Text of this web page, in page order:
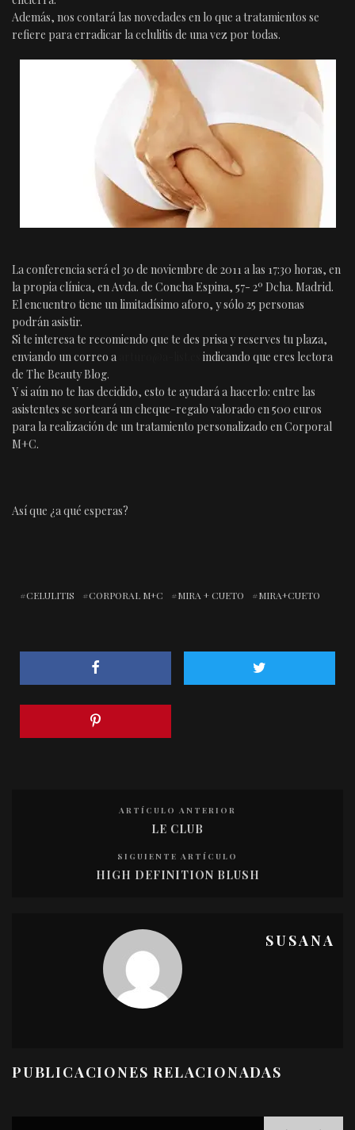
Además, nos contará las novedades en lo que a tratamientos se
refiere para erradicar la celulitis de una vez por todas.
La conferencia será el 30 de noviembre de 2011 a las 17:30 horas, en
la propia clínica, en Avda. de Concha Espina, 57- 2º Dcha. Madrid.
El encuentro tiene un limitadísimo aforo, y sólo 25 personas
podrán asistir.
Si te interesa te recomiendo que te des prisa y reserves tu plaza,
enviando un correo a
indicando que eres lectora
de The Beauty Blog.
Y si aún no te has decidido, esto te ayudará a hacerlo: entre las
asistentes se sorteará un cheque-regalo valorado en 500 euros
para la realización de un tratamiento personalizado en Corporal
M+C.
Así que ¿a qué esperas?
CELULITIS CORPORAL M+C MIRA + CUETO MIRA+CUETO
ARTÍCULO ANTERIOR
LE CLUB
SIGUIENTE ARTÍCULO
HIGH DEFINITION BLUSH
SUSANA
PUBLICACIONES RELACIONADAS